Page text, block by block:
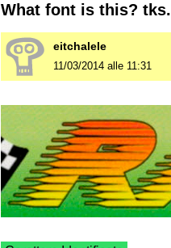
What font is this? tks.
eitchalele
11/03/2014 alle 11:31